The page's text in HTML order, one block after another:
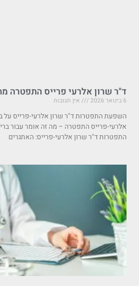
ד"ר שרון אלרעי פרייס התפטרה
6 בינואר 2026 אין תגובות
השפעת התפטרות ד"ר שרון אלרעי-פרייס על
אלרעי-פרייס התפטרה – מה זה אומר עבור
התפטרות ד"ר שרון אלרעי-פרייס: האתגרים